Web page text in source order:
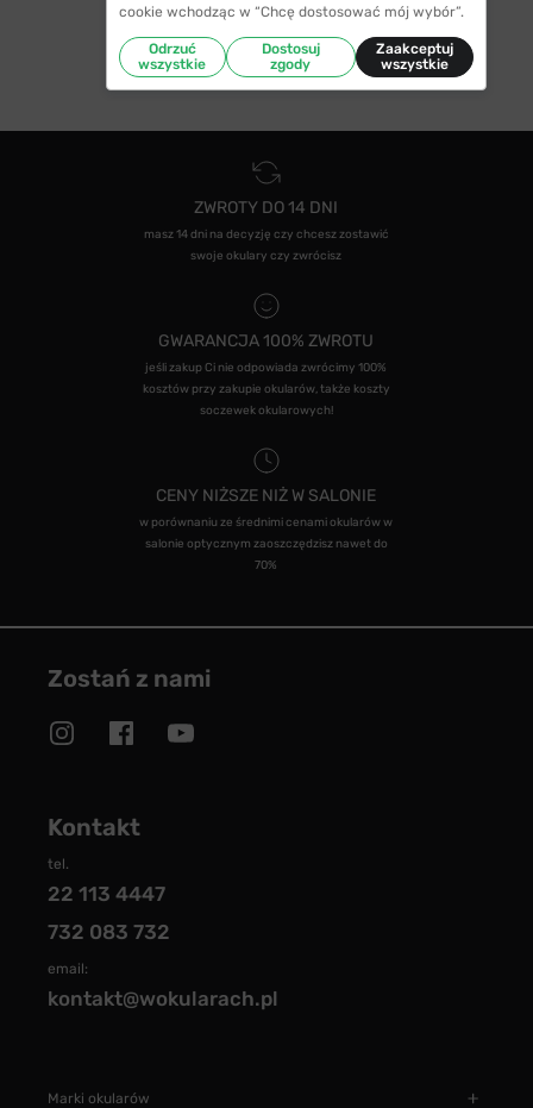
ZWROTY DO 14 DNI
masz 14 dni na decyzję czy chcesz zostawić
swoje okulary czy zwrócisz
GWARANCJA 100% ZWROTU
jeśli zakup Ci nie odpowiada zwrócimy 100%
kosztów przy zakupie okularów, także koszty
soczewek okularowych!
CENY NIŻSZE NIŻ W SALONIE
w porównaniu ze średnimi cenami okularów w
salonie optycznym zaoszczędzisz nawet do
70%
Zostań z nami
Kontakt
tel.
22 113 4447
732 083 732
email:
kontakt@wokularach.pl
Marki okularów
cookie wchodząc w “Chcę dostosować mój wybór”.
Odrzuć
wszystkie
Dostosuj
zgody
Zaakceptuj
wszystkie